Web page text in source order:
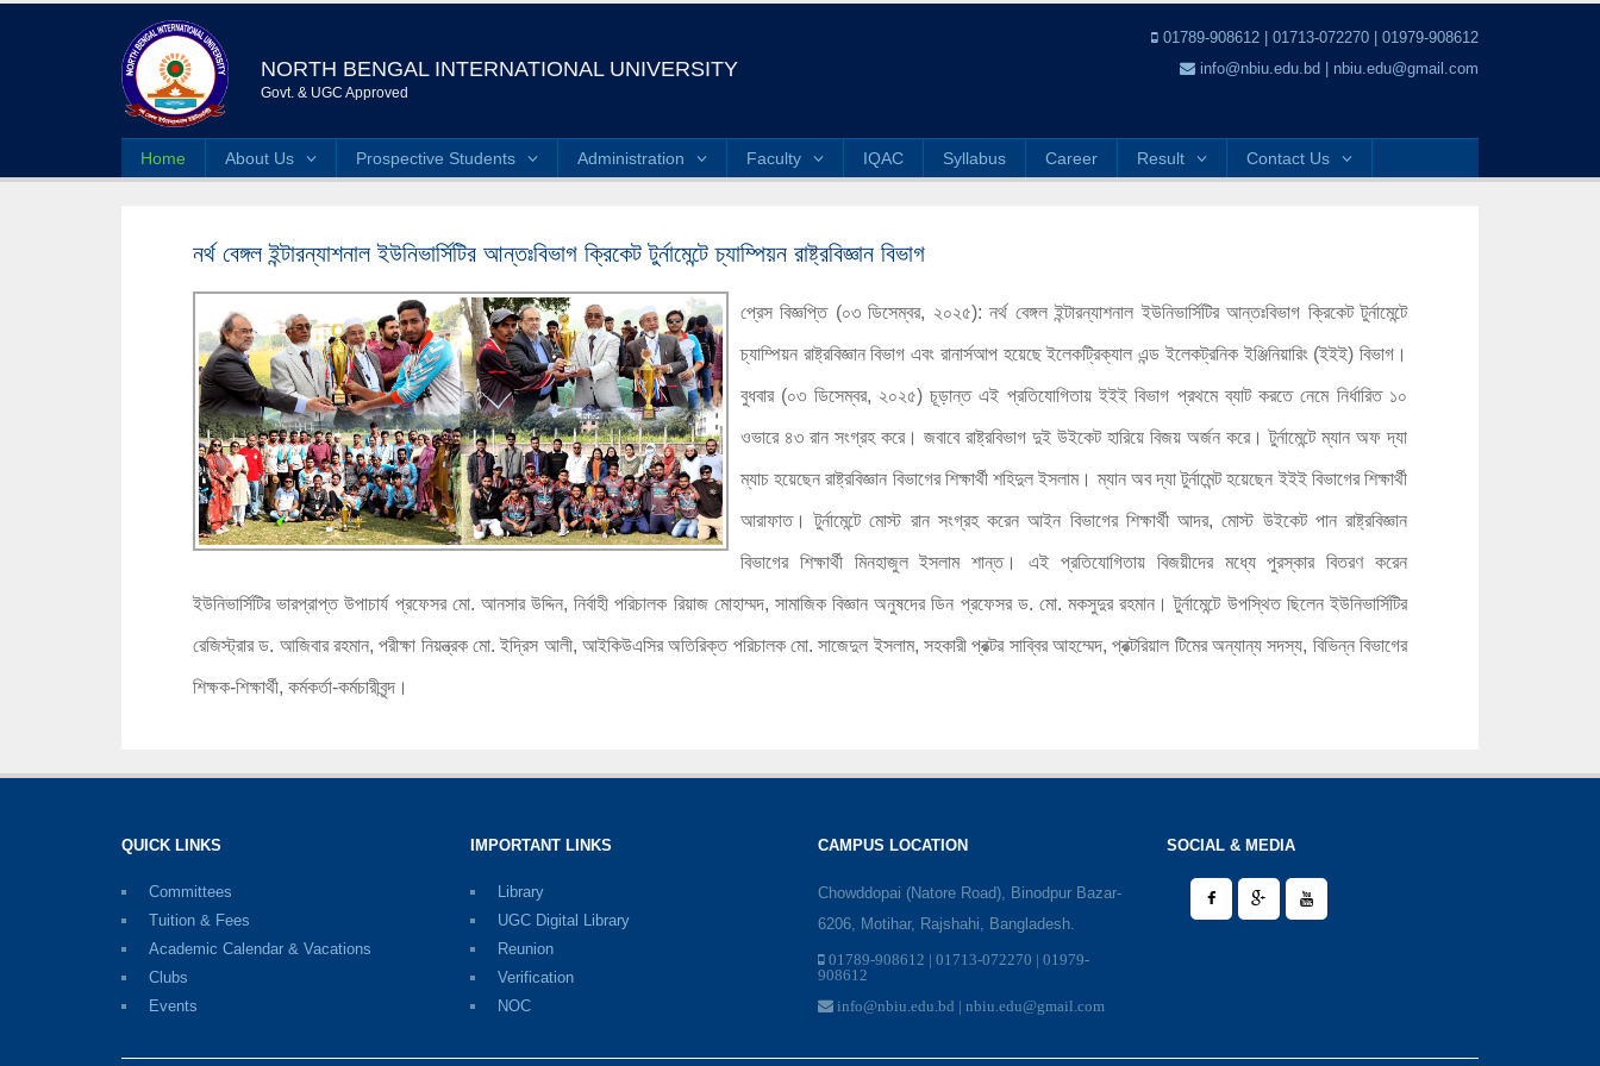
NORTH BENGAL INTERNATIONAL UNIVERSITY
Govt. & UGC Approved
01789-908612 | 01713-072270 | 01979-908612
info@nbiu.edu.bd | nbiu.edu@gmail.com
Home About Us Prospective Students Administration Faculty IQAC Syllabus Career Result Contact Us
নর্থ বেঙ্গল ইন্টারন্যাশনাল ইউনিভার্সিটির আন্তঃবিভাগ ক্রিকেট টুর্নামেন্টে চ্যাম্পিয়ন রাষ্ট্রবিজ্ঞান বিভাগ
প্রেস বিজ্ঞপ্তি (০৩ ডিসেম্বর, ২০২৫): নর্থ বেঙ্গল ইন্টারন্যাশনাল ইউনিভার্সিটির আন্তঃবিভাগ ক্রিকেট টুর্নামেন্টে
চ্যাম্পিয়ন রাষ্ট্রবিজ্ঞান বিভাগ এবং রানার্সআপ হয়েছে ইলেকট্রিক্যাল এন্ড ইলেকট্রনিক ইঞ্জিনিয়ারিং (ইইই) বিভাগ।
বুধবার (০৩ ডিসেম্বর, ২০২৫) চূড়ান্ত এই প্রতিযোগিতায় ইইই বিভাগ প্রথমে ব্যাট করতে নেমে নির্ধারিত ১০
ওভারে ৪৩ রান সংগ্রহ করে। জবাবে রাষ্ট্রবিভাগ দুই উইকেট হারিয়ে বিজয় অর্জন করে। টুর্নামেন্টে ম্যান অফ দ্যা
ম্যাচ হয়েছেন রাষ্ট্রবিজ্ঞান বিভাগের শিক্ষার্থী শহিদুল ইসলাম। ম্যান অব দ্যা টুর্নামেন্ট হয়েছেন ইইই বিভাগের শিক্ষার্থী
আরাফাত। টুর্নামেন্টে মোস্ট রান সংগ্রহ করেন আইন বিভাগের শিক্ষার্থী আদর, মোস্ট উইকেট পান রাষ্ট্রবিজ্ঞান
বিভাগের শিক্ষার্থী মিনহাজুল ইসলাম শান্ত। এই প্রতিযোগিতায় বিজয়ীদের মধ্যে পুরস্কার বিতরণ করেন
ইউনিভার্সিটির ভারপ্রাপ্ত উপাচার্য প্রফেসর মো. আনসার উদ্দিন, নির্বাহী পরিচালক রিয়াজ মোহাম্মদ, সামাজিক বিজ্ঞান অনুষদের ডিন প্রফেসর ড. মো. মকসুদুর রহমান। টুর্নামেন্টে উপস্থিত ছিলেন ইউনিভার্সিটির
রেজিস্ট্রার ড. আজিবার রহমান, পরীক্ষা নিয়ন্ত্রক মো. ইদ্রিস আলী, আইকিউএসির অতিরিক্ত পরিচালক মো. সাজেদুল ইসলাম, সহকারী প্রক্টর সাব্বির আহম্মেদ, প্রক্টরিয়াল টিমের অন্যান্য সদস্য, বিভিন্ন বিভাগের
শিক্ষক-শিক্ষার্থী, কর্মকর্তা-কর্মচারীবৃন্দ।
QUICK LINKS
Committees
Tuition & Fees
Academic Calendar & Vacations
Clubs
Events
IMPORTANT LINKS
Library
UGC Digital Library
Reunion
Verification
NOC
CAMPUS LOCATION
Chowddopai (Natore Road), Binodpur Bazar-
6206, Motihar, Rajshahi, Bangladesh.
01789-908612 | 01713-072270 | 01979-
908612
info@nbiu.edu.bd | nbiu.edu@gmail.com
SOCIAL & MEDIA